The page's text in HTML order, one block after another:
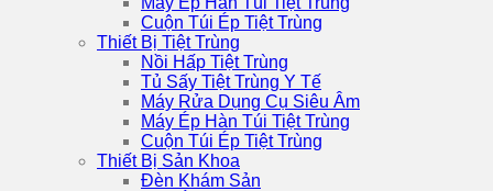
Cuộn Túi Ép Tiệt Trùng
Thiết Bị Tiệt Trùng
Nồi Hấp Tiệt Trùng
Tủ Sấy Tiệt Trùng Y Tế
Máy Rửa Dụng Cụ Siêu Âm
Máy Ép Hàn Túi Tiệt Trùng
Cuộn Túi Ép Tiệt Trùng
Thiết Bị Sản Khoa
Đèn Khám Sản